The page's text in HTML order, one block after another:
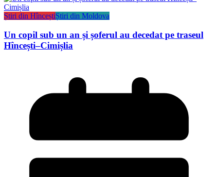
Știri din HînceștiȘtiri din Moldova
Un copil sub un an și șoferul au decedat pe traseul
Hîncești–Cimișlia